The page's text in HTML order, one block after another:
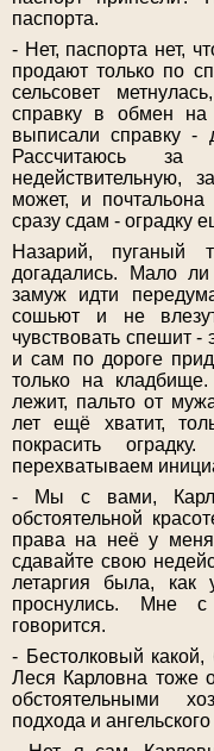
паспорта.
- Нет, паспорта нет,
продают только по
сельсовет
справку в обмен на
выписали справку -
Рассчитаюсь
недействительную,
может, и
сразу сдам - оградку
Назарий,
догадались. Мало
замуж идти
сошьют и не
чувствовать спешит -
и сам по дороге
только на
лежит, пальто от
лет ещё хватит,
покрасить
перехватываем
- Мы с вами,
обстоятельной
права на неё у
сдавайте свою
летаргия была, как
проснулись. Мне
говорится.
- Бестолковый
Леся Карловна тоже
обстоятельными
подхода и